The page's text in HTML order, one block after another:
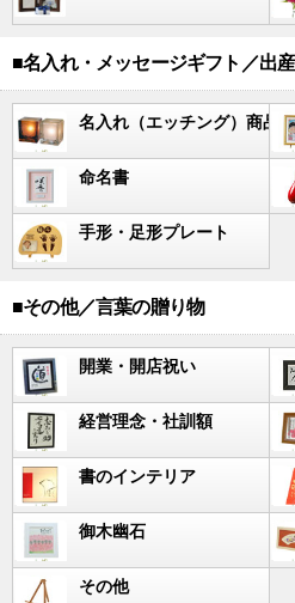
■名入れ・メッセージギフト／出
名入れ（エッチング）商品
命名書
手形・足形プレート
■その他／言葉の贈り物
開業・開店祝い
経営理念・社訓額
書のインテリア
御木幽石
その他